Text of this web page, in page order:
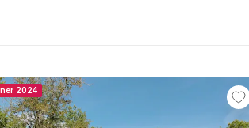
2024